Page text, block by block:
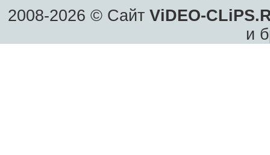
2008-2026 © Сайт ViDEO-
и